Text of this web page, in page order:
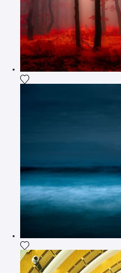
Voeg het product toe aan